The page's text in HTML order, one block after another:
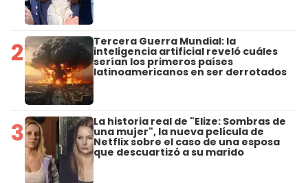
2 Tercera Guerra Mundial: la
inteligencia artificial reveló cuáles
serían los primeros países
latinoamericanos en ser derrotados
3 La historia real de "Elize: Sombras de
una mujer", la nueva película de
Netflix sobre el caso de una esposa
que descuartizó a su marido